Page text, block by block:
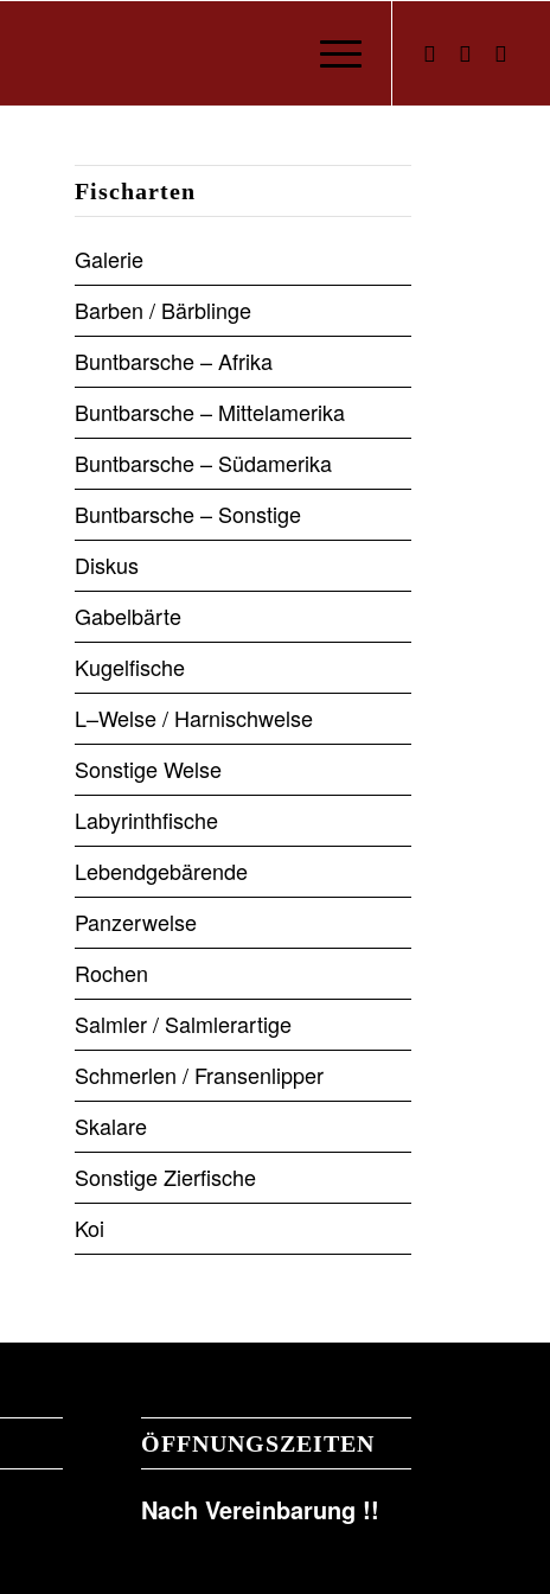
Fischarten
Galerie
Barben / Bärblinge
Buntbarsche – Afrika
Buntbarsche – Mittelamerika
Buntbarsche – Südamerika
Buntbarsche – Sonstige
Diskus
Gabelbärte
Kugelfische
L–Welse / Harnischwelse
Sonstige Welse
Labyrinthfische
Lebendgebärende
Panzerwelse
Rochen
Salmler / Salmlerartige
Schmerlen / Fransenlipper
Skalare
Sonstige Zierfische
Koi
ÖFFNUNGSZEITEN
Nach Vereinbarung !!